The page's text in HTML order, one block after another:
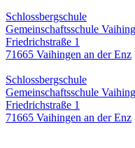
Schlossbergschule
Gemeinschaftsschule
Friedrichstraße 1
71665 Vaihingen an der Enz
Schlossbergschule
Gemeinschaftsschule
Friedrichstraße 1
71665 Vaihingen an der Enz